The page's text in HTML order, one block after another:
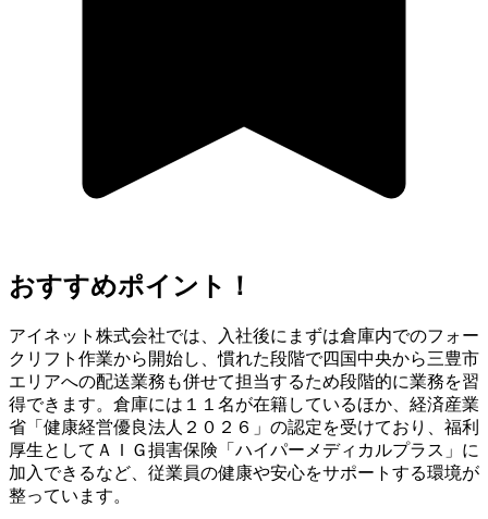
おすすめポイント！
アイネット株式会社では、入社後にまずは倉庫内でのフォー
クリフト作業から開始し、慣れた段階で四国中央から三豊市
エリアへの配送業務も併せて担当するため段階的に業務を習
得できます。倉庫には１１名が在籍しているほか、経済産業
省「健康経営優良法人２０２６」の認定を受けており、福利
厚生としてＡＩＧ損害保険「ハイパーメディカルプラス」に
加入できるなど、従業員の健康や安心をサポートする環境が
整っています。